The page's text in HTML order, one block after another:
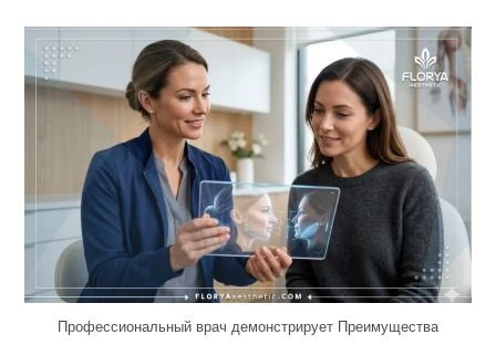
Профессиональный врач демонстрирует Преимущества